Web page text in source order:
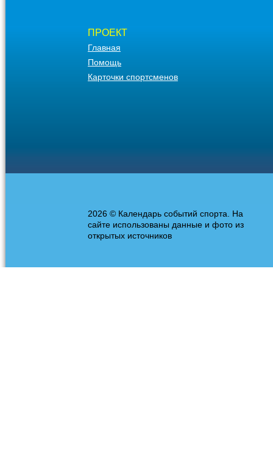
ПРОЕКТ
Главная
Помощь
Карточки спортсменов
2026 © Календарь событий спорта. На
сайте использованы данные и фото из
открытых источников